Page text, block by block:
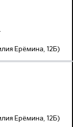
Ерёмина, 12Б)
Ерёмина, 12Б)